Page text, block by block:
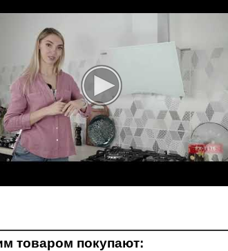
товаром покупают: